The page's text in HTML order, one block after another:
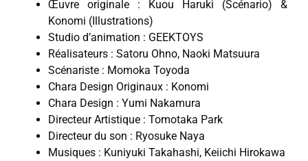
Œuvre originale : Kuou Haruki (Scénario) &
Konomi (Illustrations)
Studio d’animation : GEEKTOYS
Réalisateurs : Satoru Ohno, Naoki Matsuura
Scénariste : Momoka Toyoda
Chara Design Originaux : Konomi
Chara Design : Yumi Nakamura
Directeur Artistique : Tomotaka Park
Directeur du son : Ryosuke Naya
Musiques : Kuniyuki Takahashi, Keiichi Hirokawa